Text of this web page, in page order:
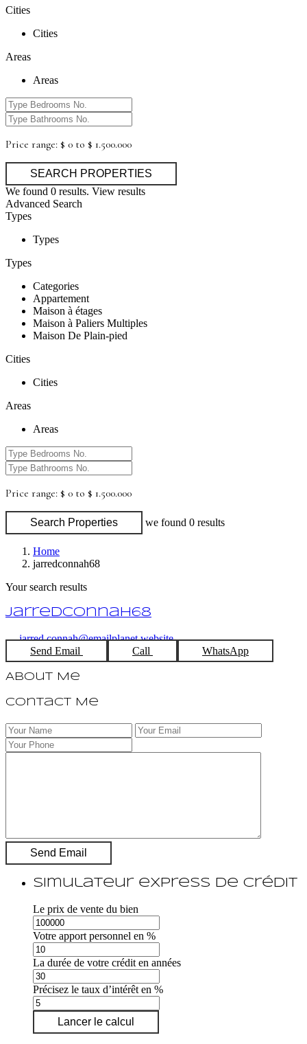
Cities
Cities
Areas
Areas
Price range: $ 0 to $ 1.500.000
We found 0 results. View results
Advanced Search
Types
Types
Types
Categories
Appartement
Maison à étages
Maison à Paliers Multiples
Maison De Plain-pied
Cities
Cities
Areas
Areas
Price range: $ 0 to $ 1.500.000
Search Properties we found 0 results
Home
jarredconnah68
Your search results
jarredconnah68
jarred.connah@emailplanet.website
Send Email
Call WhatsApp
About Me
Contact Me
Simulateur express de crédit
Le prix de vente du bien
Votre apport personnel en %
La durée de votre crédit en années
Précisez le taux d’intérêt en %
Lancer le calcul